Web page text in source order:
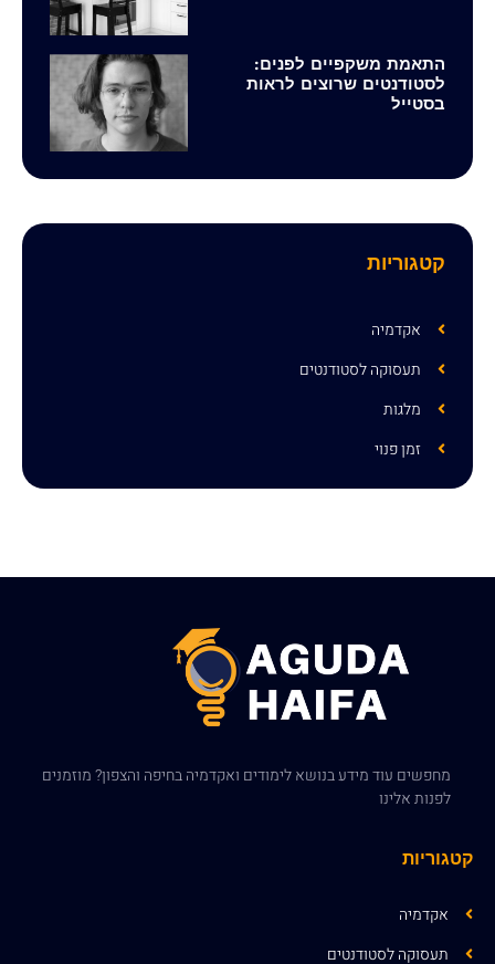
התאמת משקפיים לפנים:
לסטודנטים שרוצים לראות
בסטייל
קטגוריות
אקדמיה
תעסוקה לסטודנטים
מלגות
זמן פנוי
מחפשים עוד מידע בנושא לימודים ואקדמיה בחיפה והצפון? מוזמנים
לפנות אלינו
קטגוריות
אקדמיה
תעסוקה לסטודנטים